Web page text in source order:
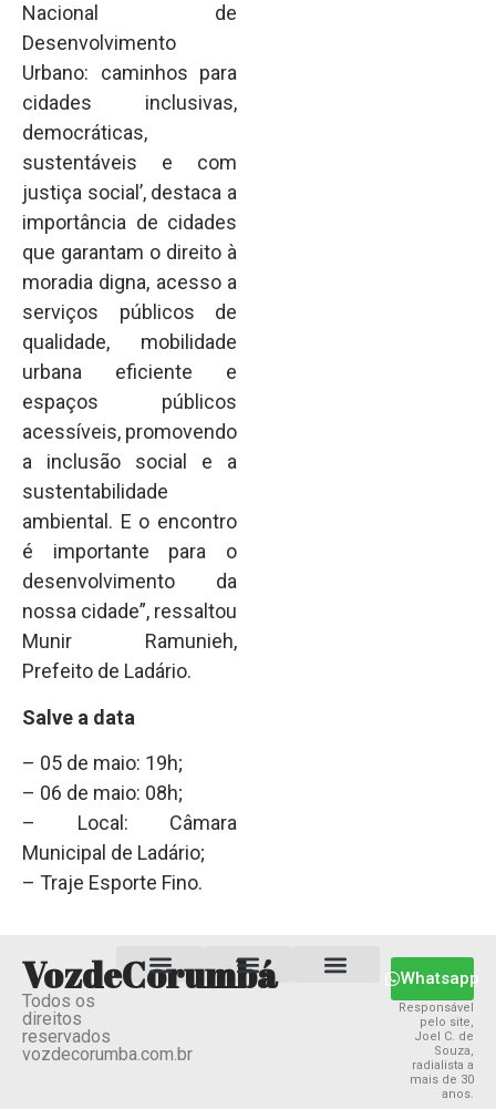
Nacional de
Desenvolvimento
Urbano: caminhos para
cidades inclusivas,
democráticas,
sustentáveis e com
justiça social’, destaca a
importância de cidades
que garantam o direito à
moradia digna, acesso a
serviços públicos de
qualidade, mobilidade
urbana eficiente e
espaços públicos
acessíveis, promovendo
a inclusão social e a
sustentabilidade
ambiental. E o encontro
é importante para o
desenvolvimento da
nossa cidade”, ressaltou
Munir Ramunieh,
Prefeito de Ladário.
Salve a data
– 05 de maio: 19h;
– 06 de maio: 08h;
– Local: Câmara
Municipal de Ladário;
– Traje Esporte Fino.
VozdeCorumbá
Todos os
direitos
reservados
vozdecorumba.com.br
Whatsapp
Responsável
pelo site,
Joel C. de
Souza,
radialista a
mais de 30
anos.